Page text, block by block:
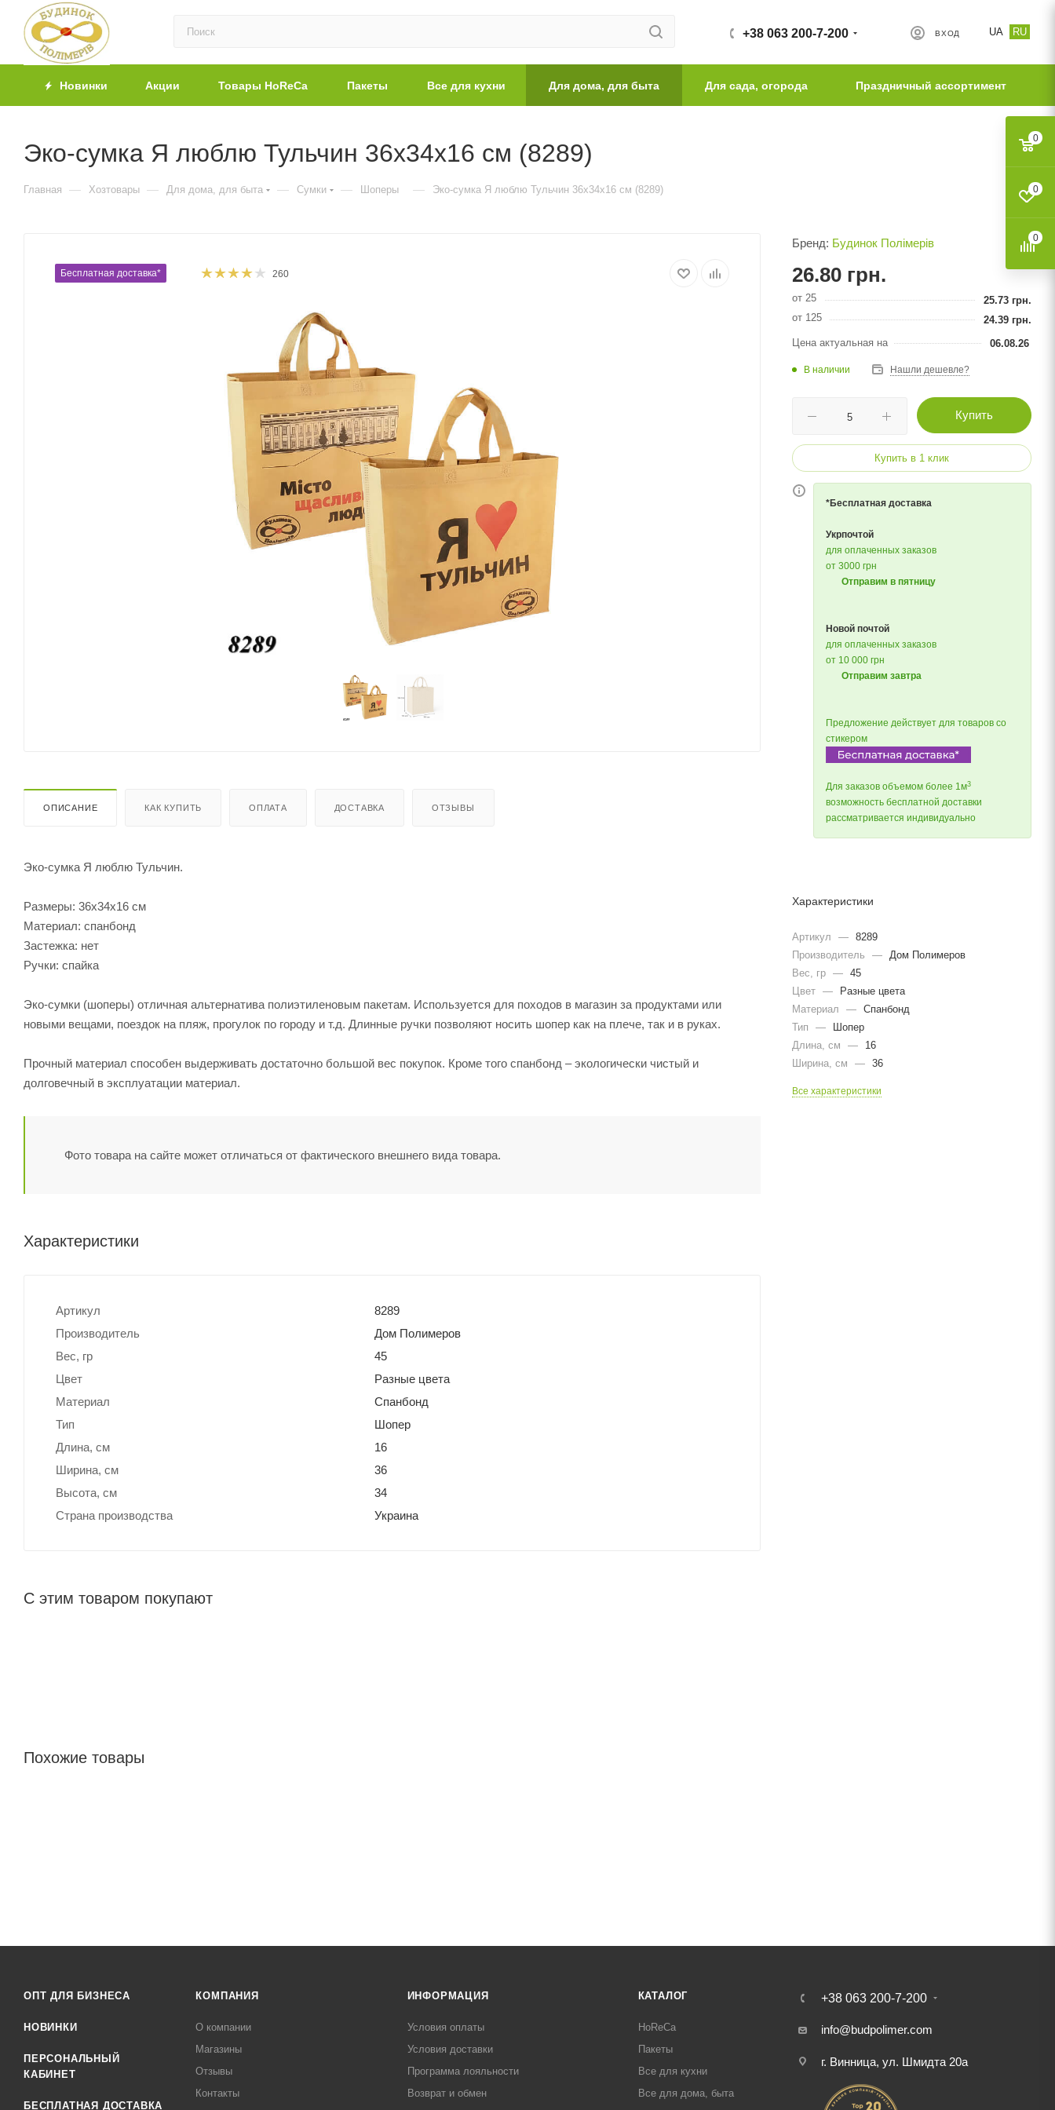
UA RU
ВХОД
+38 063 200-7-200
Новинки Акции Товары HoReCa Пакеты Все для кухни Для дома, для быта Для сада, огорода Праздничный ассортимент
Эко-сумка Я люблю Тульчин 36х34х16 см (8289)
Главная — Хозтовары — Для дома, для быта — Сумки — Шоперы — Эко-сумка Я люблю Тульчин 36х34х16 см (8289)
Бесплатная доставка* 260
ОПИСАНИЕ КАК КУПИТЬ ОПЛАТА ДОСТАВКА ОТЗЫВЫ
Эко-сумка Я люблю Тульчин.
Размеры: 36х34х16 см
Материал: спанбонд
Застежка: нет
Ручки: спайка
Эко-сумки (шоперы) отличная альтернатива полиэтиленовым пакетам. Используется для походов в магазин за продуктами или
новыми вещами, поездок на пляж, прогулок по городу и т.д. Длинные ручки позволяют носить шопер как на плече, так и в руках.
Прочный материал способен выдерживать достаточно большой вес покупок. Кроме того спанбонд – экологически чистый и
долговечный в эксплуатации материал.
Фото товара на сайте может отличаться от фактического внешнего вида товара.
Характеристики
Артикул
8289
Производитель
Дом Полимеров
Вес, гр
45
Цвет
Разные цвета
Материал
Спанбонд
Тип
Шопер
Длина, cм
16
Ширина, cм
36
Высота, см
34
Страна производства
Украина
С этим товаром покупают
Похожие товары
Бренд: Будинок Полімерів
26.80 грн.
от 25 25.73 грн.
от 125
24.39 грн.
Цена актуальная на
06.08.26
В наличии Нашли дешевле?
Купить
Купить в 1 клик
*Бесплатная доставка
Укрпочтой
для оплаченных заказов
от 3000 грн
Отправим в пятницу
Новой почтой
для оплаченных заказов
от 10 000 грн
Отправим завтра
Предложение действует для товаров со
стикером
Для заказов объемом более 1м3
возможность бесплатной доставки
рассматривается индивидуально
Характеристики
Артикул — 8289
Производитель
—
Дом Полимеров
Вес, гр — 45
Цвет —
Разные цвета
Материал
— Спанбонд
Тип
—
Шопер
Длина, cм
—
16
Ширина, cм
— 36
Все характеристики
ОПТ ДЛЯ БИЗНЕСА
НОВИНКИ
ПЕРСОНАЛЬНЫЙ
КАБИНЕТ
БЕСПЛАТНАЯ ДОСТАВКА
КОМПАНИЯ
О компании
Магазины
Отзывы
Контакты
ИНФОРМАЦИЯ
Условия оплаты
Условия доставки
Программа лояльности
Возврат и обмен
КАТАЛОГ
HoReCa
Пакеты
Все для кухни
Все для дома, быта
+38 063 200-7-200
info@budpolimer.com
г. Винница, ул. Шмидта 20а
0
0
0